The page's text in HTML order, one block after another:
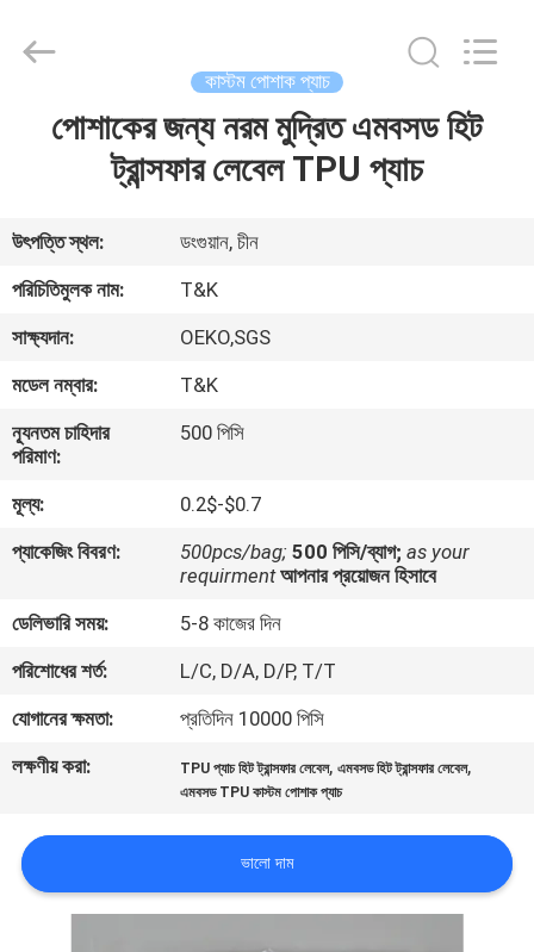
আমাদের
সম্পর্কে
কারখানা
ভ্রমণ
মান
নিয়ন্ত্রণ
যোগাযোগ
করুন
উদ্ধৃতির
আবেদন
Accessories
Co.,Ltd.
কাস্টম পোশাক প্যাচ
পোশাকের জন্য নরম মুদ্রিত এমবসড হিট
ট্রান্সফার লেবেল TPU প্যাচ
উৎপত্তি স্থল:
ডংগুয়ান, চীন
পরিচিতিমুলক নাম:
T&K
সাক্ষ্যদান:
OEKO,SGS
মডেল নম্বার:
T&K
ন্যূনতম চাহিদার
পরিমাণ:
500 পিসি
মূল্য:
0.2$-$0.7
প্যাকেজিং বিবরণ:
500pcs/bag; 500 পিসি/ব্যাগ; as your
requirment আপনার প্রয়োজন হিসাবে
ডেলিভারি সময়:
5-8 কাজের দিন
পরিশোধের শর্ত:
L/C, D/A, D/P, T/T
যোগানের ক্ষমতা:
প্রতিদিন 10000 পিসি
লক্ষণীয় করা:
TPU প্যাচ হিট ট্রান্সফার লেবেল,এমবসড হিট ট্রান্সফার লেবেল,
এমবসড TPU কাস্টম পোশাক প্যাচ
ভালো দাম